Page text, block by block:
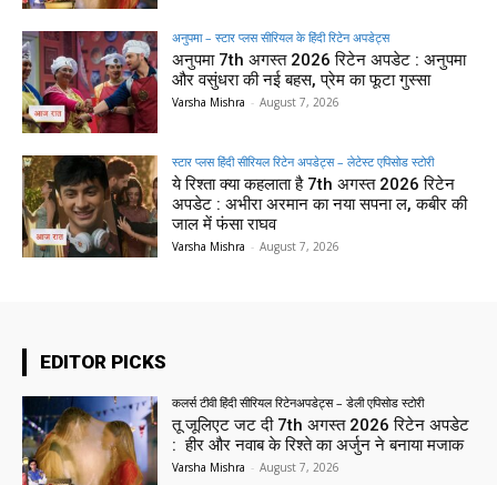
अनुपमा – स्टार प्लस सीरियल के हिंदी रिटेन अपडेट्स
अनुपमा 7th अगस्त 2026 रिटेन अपडेट : अनुपमा
और वसुंधरा की नई बहस, प्रेम का फूटा गुस्सा
Varsha Mishra - August 7, 2026
स्टार प्लस हिंदी सीरियल रिटेन अपडेट्स – लेटेस्ट एपिसोड स्टोरी
ये रिश्ता क्या कहलाता है 7th अगस्त 2026 रिटेन
अपडेट : अभीरा अरमान का नया सपना ल, कबीर की
जाल में फंसा राघव
Varsha Mishra - August 7, 2026
EDITOR PICKS
कलर्स टीवी हिंदी सीरियल रिटेनअपडेट्स – डेली एपिसोड स्टोरी
तू जूलिएट जट दी 7th अगस्त 2026 रिटेन अपडेट
: हीर और नवाब के रिश्ते का अर्जुन ने बनाया मजाक
Varsha Mishra - August 7, 2026